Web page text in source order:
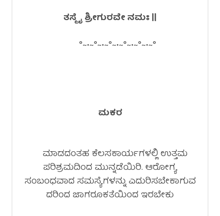
ತಸ್ಮೈ ಶ್ರೀಗುರವೇ ನಮಃ ||
°~•~°~•~°~•~°~•~°~•~°
ಮಕರ
ಮಾಡದಂತಹ ಕೆಲಸಕಾರ್ಯಗಳಲ್ಲಿ ಉತ್ತಮ
ಪರಿಶ್ರಮದಿಂದ ಮುನ್ನಡೆಯಿರಿ. ಆರೋಗ್ಯ
ಸಂಬಂಧವಾದ ಸಮಸ್ಯೆಗಳನ್ನು ಎದುರಿಸಬೇಕಾಗುವ
ದರಿಂದ ಜಾಗರೂಕತೆಯಿಂದ ಇರಬೇಕು